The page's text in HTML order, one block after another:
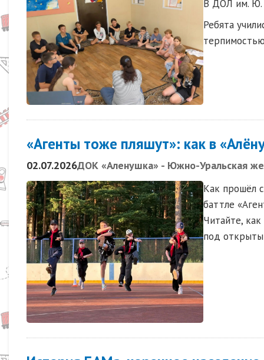
В ДОЛ им. Ю.
Ребята
«Агенты тоже пляшут»: как в
02.07.2026ДОК «Аленушка» - Южно-Уральская
Как прошёл
баттле
Читайте,
под